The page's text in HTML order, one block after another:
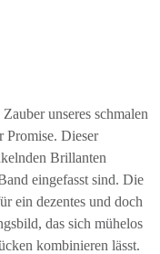
unseres schmalen
Promise. Dieser
Brillanten
eingefasst sind. Die
ein dezentes und doch
das sich mühelos
kombinieren lässt.